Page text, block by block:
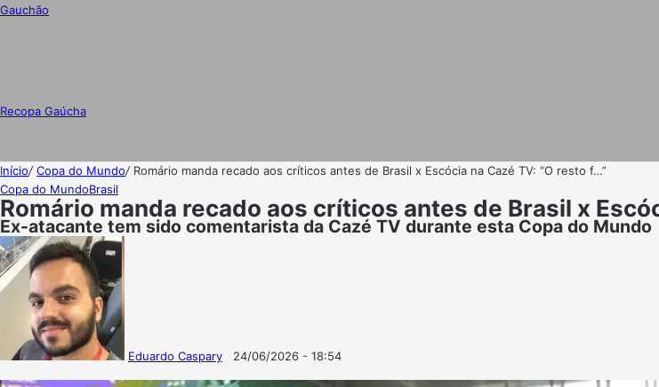
Gauchão
Recopa Gaúcha
Início/Copa do Mundo/ Romário manda recado aos críticos antes de Brasil x Escócia na Cazé TV: “O resto f…”
Copa do MundoBrasil
Romário manda recado aos críticos antes de Brasil x
Ex-atacante tem sido comentarista da Cazé TV durante esta Copa do Mundo
Eduardo Caspary
Follow
on
Mande
um
24/06/2026 - 18:54